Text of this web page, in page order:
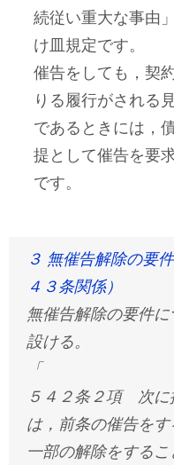
続従い重大な事由
け皿規定です。
催告をしても，契
りる履行がされる
であるときには，
提として催告を要
です。
３ 無催告解除の要
４３条関係）
無催告解除の要件
設ける。
「
５４２条２項 次に
は，前条の催告を
一部の解除をするこ